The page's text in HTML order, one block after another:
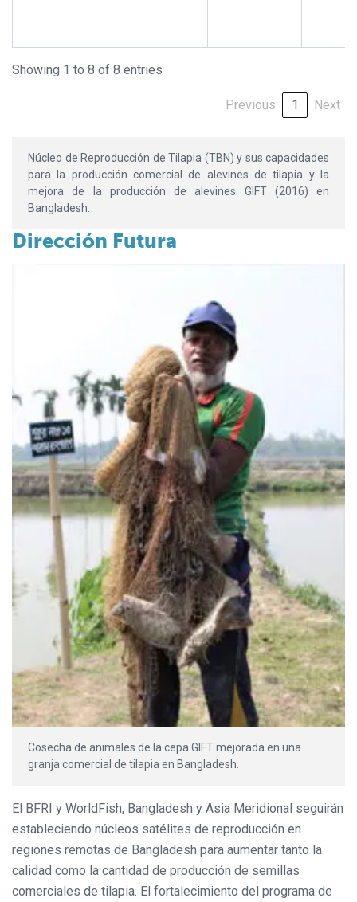
Showing 1 to 8 of 8 entries
Previous 1 Next
Núcleo de Reproducción de Tilapia (TBN) y sus capacidades
para la producción comercial de alevines de tilapia y la
mejora de la producción de alevines GIFT (2016) en
Bangladesh.
Dirección Futura
Cosecha de animales de la cepa GIFT mejorada en una
granja comercial de tilapia en Bangladesh.
El BFRI y WorldFish, Bangladesh y Asia Meridional seguirán
estableciendo núcleos satélites de reproducción en
regiones remotas de Bangladesh para aumentar tanto la
calidad como la cantidad de producción de semillas
comerciales de tilapia. El fortalecimiento del programa de